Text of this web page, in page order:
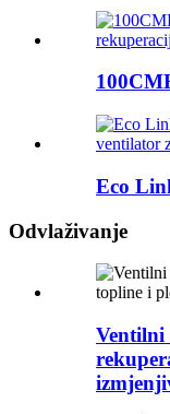
Eco
Odvlaživanje
Ventilni